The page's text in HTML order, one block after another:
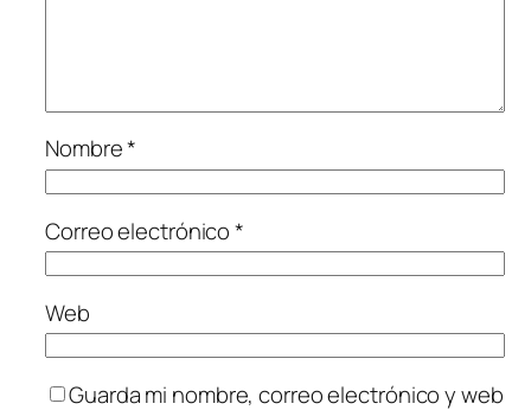
Nombre*
Correo electrónico*
Web
Guarda mi nombre, correo electrónico y web